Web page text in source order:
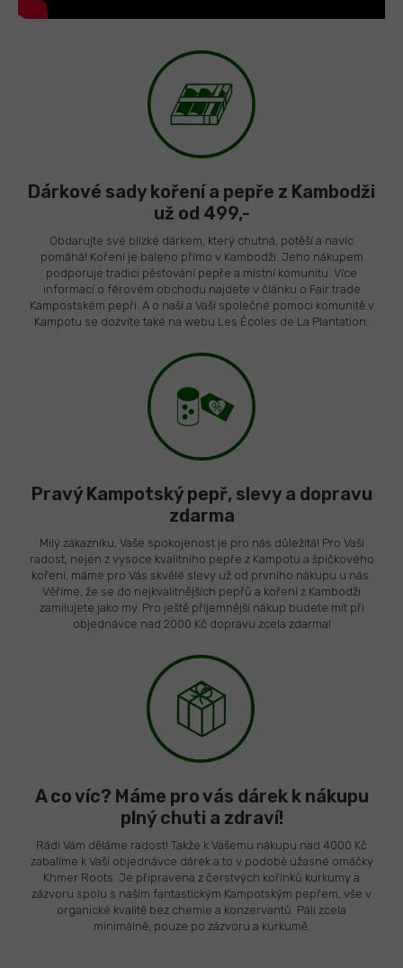
Dárkové sady koření a pepře z Kambodži
už od 499,-
Obdarujte své blízké dárkem, který chutná, potěší a navíc
pomáhá! Koření je baleno přímo v Kambodži. Jeho nákupem
podporuje tradici pěstování pepře a místní komunitu. Více
informací o férovém obchodu najdete v článku o Fair trade
Kampostském pepři. A o naší a Vaší společné pomoci komunitě v
Kampotu se dozvíte také na webu Les Écoles de La Plantation.
Pravý Kampotský pepř, slevy a dopravu
zdarma
Milý zákazníku, Vaše spokojenost je pro nás důležitá! Pro Vaši
radost, nejen z vysoce kvalitního pepře z Kampotu a špičkového
koření, máme pro Vás skvělé slevy už od prvního nákupu u nás.
Věříme, že se do nejkvalitnějších pepřů a koření z Kambodži
zamilujete jako my. Pro ještě příjemnější nákup budete mít při
objednávce nad 2000 Kč dopravu zcela zdarma!
A co víc? Máme pro vás dárek k nákupu
plný chuti a zdraví!
Rádi Vám děláme radost! Takže k Vašemu nákupu nad 4000 Kč
zabalíme k Vaší objednávce dárek a to v podobě úžasné omáčky
Khmer Roots. Je připravena z čerstvých kořínků kurkumy a
zázvoru spolu s naším fantastickým Kampotským pepřem, vše v
organické kvalitě bez chemie a konzervantů. Pálí zcela
minimálně, pouze po zázvoru a kurkumě.